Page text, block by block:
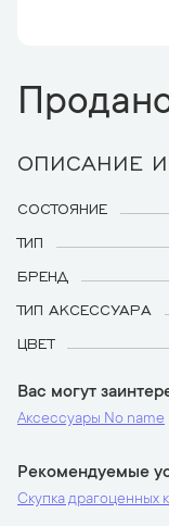
ОПИСАНИЕ
СОСТОЯНИЕ
ТИП
БРЕНД
ТИП АКСЕССУАРА
ЦВЕТ
Вас могут
Аксессуары No name
Рекомендуемые
Скупка драгоценных